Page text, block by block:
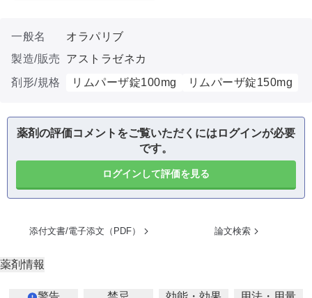
一般名
オラパリブ
製造/販売
アストラゼネカ
剤形/規格
リムパーザ錠100mg リムパーザ錠150mg
薬剤の評価コメントをご覧いただくにはログインが必要
です。
ログインして評価を見る
添付文書/電子添文（PDF） 論文検索
薬剤情報